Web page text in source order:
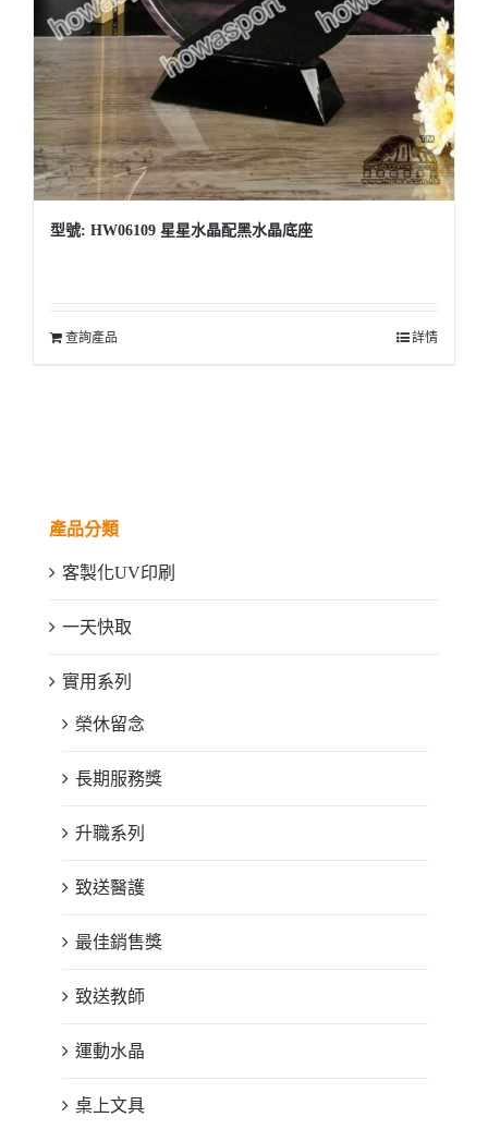
型號: HW06109 星星水晶配黑水晶底座
查詢產品 詳情
產品分類
客製化UV印刷
一天快取
實用系列
榮休留念
長期服務獎
升職系列
致送醫護
最佳銷售獎
致送教師
運動水晶
桌上文具